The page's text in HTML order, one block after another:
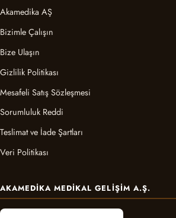
Akamedika AŞ
Bizimle Çalışın
Bize Ulaşın
Gizlilik Politikası
Mesafeli Satış Sözleşmesi
Sorumluluk Reddi
Teslimat ve İade Şartları
Veri Politikası
AKAMEDIKA MEDIKAL GELIŞIM A.Ş.